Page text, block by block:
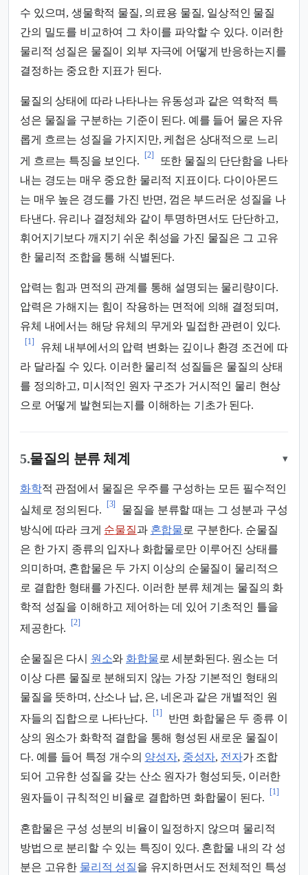
수 있으며, 생물학적 물질, 의료용 물질, 일상적인 물질
간의 밀도를 비교하여 그 차이를 파악할 수 있다. 이러한
물리적 성질은 물질이 외부 자극에 어떻게 반응하는지를
결정하는 중요한 지표가 된다.
물질의 상태에 따라 나타나는 유동성과 같은 역학적 특
성은 물질을 구분하는 기준이 된다. 예를 들어 물은 자유
롭게 흐르는 성질을 가지지만, 케첩은 상대적으로 느리
게 흐르는 특징을 보인다.
[2]
또한 물질의 단단함을 나타
내는 경도는 매우 중요한 물리적 지표이다. 다이아몬드
는 매우 높은 경도를 가진 반면, 껌은 부드러운 성질을 나
타낸다. 유리나 결정체와 같이 투명하면서도 단단하고,
휘어지기보다 깨지기 쉬운 취성을 가진 물질은 그 고유
한 물리적 조합을 통해 식별된다.
압력는 힘과 면적의 관계를 통해 설명되는 물리량이다.
압력은 가해지는 힘이 작용하는 면적에 의해 결정되며,
유체 내에서는 해당 유체의 무게와 밀접한 관련이 있다.
[1]
유체 내부에서의 압력 변화는 깊이나 환경 조건에 따
라 달라질 수 있다. 이러한 물리적 성질들은 물질의 상태
를 정의하고, 미시적인 원자 구조가 거시적인 물리 현상
으로 어떻게 발현되는지를 이해하는 기초가 된다.
5.물질의 분류 체계 ▾
화학적 관점에서 물질은 우주를 구성하는 모든 필수적인
실체로 정의된다.
[3]
물질을 분류할 때는 그 성분과 구성
방식에 따라 크게 순물질과 혼합물 로 구분한다. 순물질
은 한 가지 종류의 입자나 화합물로만 이루어진 상태를
의미하며, 혼합물은 두 가지 이상의 순물질이 물리적으
로 결합한 형태를 가진다. 이러한 분류 체계는 물질의 화
학적 성질을 이해하고 제어하는 데 있어 기초적인 틀을
제공한다.
[2]
순물질은 다시 원소와 화합물 로 세분화된다. 원소는 더
이상 다른 물질로 분해되지 않는 가장 기본적인 형태의
물질을 뜻하며, 산소나 납, 은, 네온과 같은 개별적인 원
자들의 집합으로 나타난다.
[1]
반면 화합물은 두 종류 이
상의 원소가 화학적 결합을 통해 형성된 새로운 물질이
다. 예를 들어 특정 개수의 양성자, 중성자, 전자가 조합
되어 고유한 성질을 갖는 산소 원자가 형성되듯, 이러한
원자들이 규칙적인 비율로 결합하면 화합물이 된다.
[1]
혼합물은 구성 성분의 비율이 일정하지 않으며 물리적
방법으로 분리할 수 있는 특징이 있다. 혼합물 내의 각 성
분은 고유한 물리적 성질을 유지하면서도 전체적인 특성